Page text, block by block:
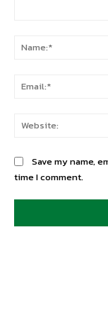
Save my name,
time I comment.